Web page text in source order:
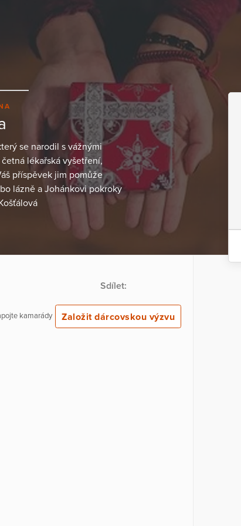
se narodil s vážnými
lékařská vyšetření,
příspěvek jim pomůže
lázně a Johánkovi pokroky
Sdílet:
kamarády Založit dárcovskou výzvu